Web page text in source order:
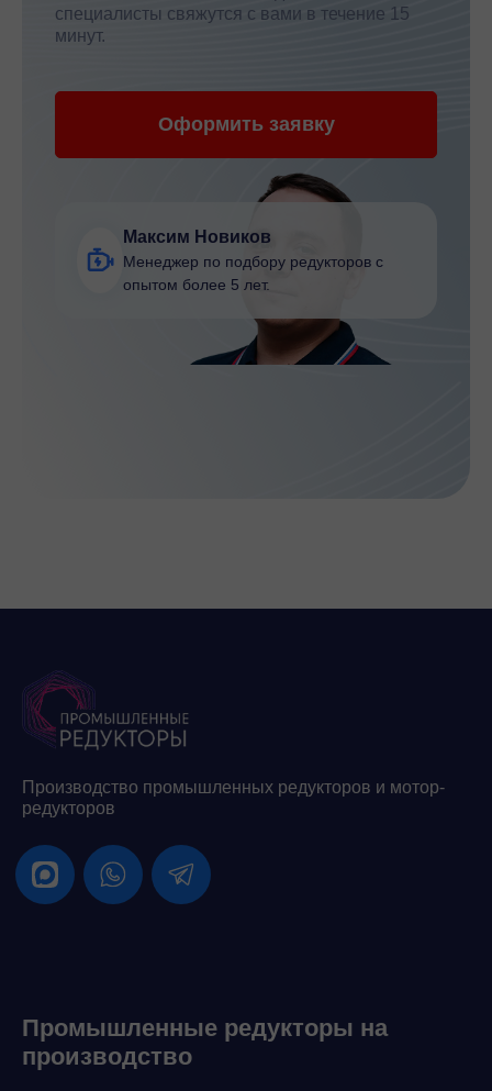
специалисты свяжутся с вами в течение 15
минут.
Оформить заявку
Максим Новиков
Менеджер по подбору редукторов с
опытом более 5 лет.
Производство промышленных редукторов и мотор-
редукторов
Промышленные редукторы на
производство